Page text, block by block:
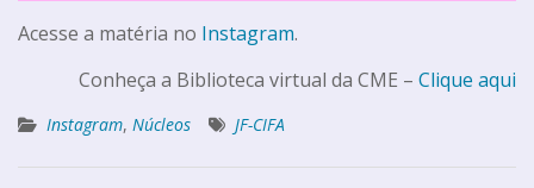
Acesse a matéria no Instagram.
Conheça a Biblioteca virtual da CME – Clique aqui
Instagram, Núcleos JF-CIFA